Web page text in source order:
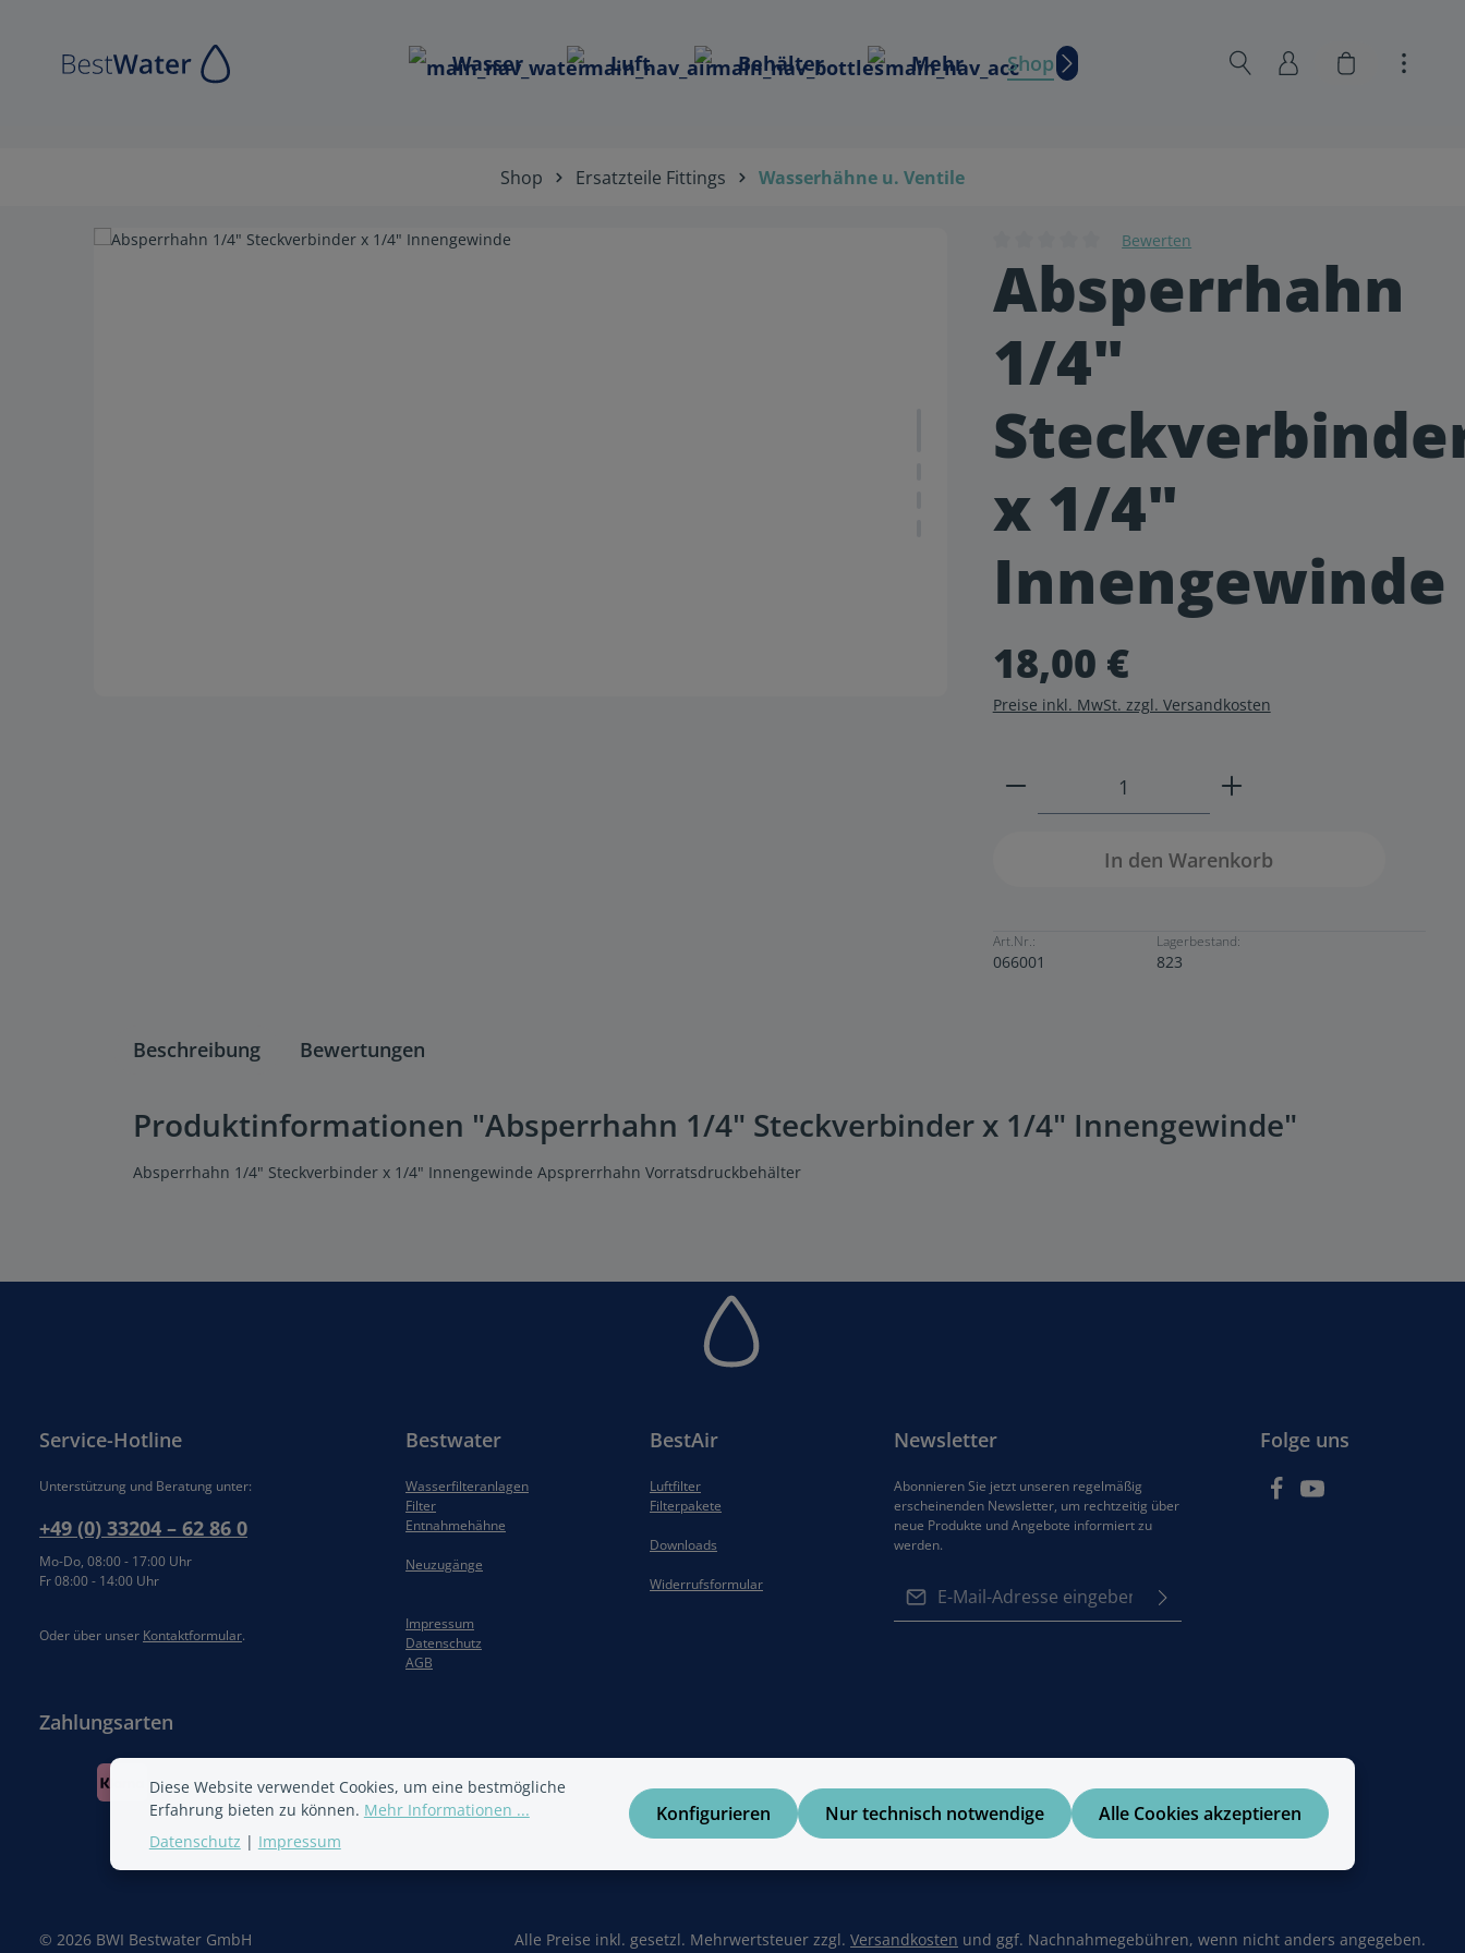
Wasser Luft Behälter Mehr Shop Warenkorb
Shop Ersatzteile Fittings Wasserhähne u. Ventile
Bildergalerie überspringen
Durchschnittliche Bewertung von 0 von 5 Sternen
Bewerten
Absperrhahn
1/4"
x 1/4"
Innengewinde
18,00 €
Preise inkl. MwSt. zzgl. Versandkosten
Produkt Anzahl: Gib den
In den Warenkorb
Art.Nr.:
066001
Lagerbestand:
823
Beschreibung Bewertungen
Produktinformationen "Absperrhahn 1/4" Steckverbinder x 1/4" Innengewinde"
Absperrhahn 1/4" Steckverbinder x 1/4" Innengewinde Apsprerrhahn Vorratsdruckbehälter
Service-Hotline
Unterstützung und Beratung unter:
+49 (0) 33204 – 62 86 0
Mo-Do, 08:00 - 17:00 Uhr
Fr 08:00 - 14:00 Uhr
Oder über unser Kontaktformular.
Bestwater
Wasserfilteranlagen
Filter
Entnahmehähne
Neuzugänge
Impressum
Datenschutz
AGB
BestAir
Luftfilter
Filterpakete
Downloads
Widerrufsformular
Newsletter
Abonnieren Sie jetzt unseren regelmäßig
erscheinenden Newsletter, um rechtzeitig über
neue Produkte und Angebote informiert zu
werden.
einverstanden.
Folge uns
Zahlungsarten
© 2026 BWI Bestwater GmbH Alle Preise inkl. gesetzl. Mehrwertsteuer zzgl. Versandkosten und ggf. Nachnahmegebühren, wenn nicht anders angegeben.
Diese Website verwendet Cookies, um eine bestmögliche
Erfahrung bieten zu können. Mehr Informationen ...
Datenschutz | Impressum
Nur technisch notwendige
Konfigurieren Alle Cookies akzeptieren